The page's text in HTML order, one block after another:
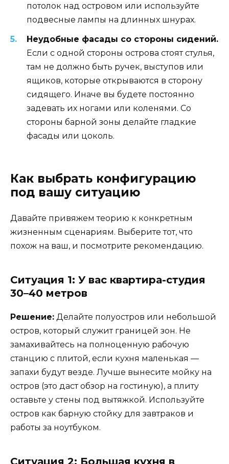
потолок над островом или используйте
подвесные лампы на длинных шнурах.
Неудобные фасады со стороны сидений.
Если с одной стороны острова стоят стулья,
там не должно быть ручек, выступов или
ящиков, которые открываются в сторону
сидящего. Иначе вы будете постоянно
задевать их ногами или коленями. Со
стороны барной зоны делайте гладкие
фасады или цоколь.
Как выбрать конфигурацию
под вашу ситуацию
Давайте привяжем теорию к конкретным
жизненным сценариям. Выберите тот, что
похож на ваш, и посмотрите рекомендацию.
Ситуация 1: У вас квартира-студия
30–40 метров
Решение: Делайте полуостров или небольшой
остров, который служит границей зон. Не
замахивайтесь на полноценную рабочую
станцию с плитой, если кухня маленькая —
запахи будут везде. Лучше вынесите мойку на
остров (это даст обзор на гостиную), а плиту
оставьте у стены под вытяжкой. Используйте
остров как барную стойку для завтраков и
работы за ноутбуком.
Ситуация 2: Большая кухня в